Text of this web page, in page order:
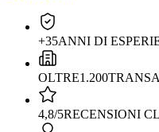
+35ANNI DI
OLTRE1.200
4,8/5RECENSIONI